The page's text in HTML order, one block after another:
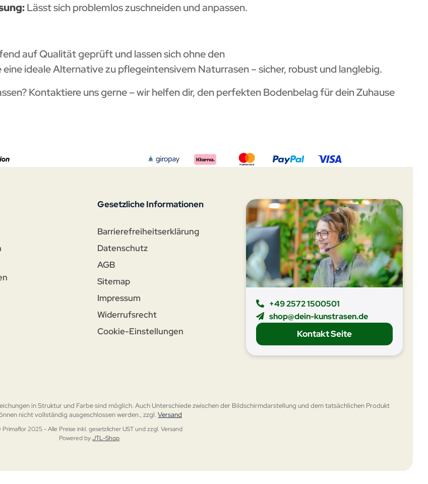
Lässt sich problemlos zuschneiden und anpassen.
auf Qualität geprüft und lassen sich ohne den
ideale Alternative zu pflegeintensivem Naturrasen – sicher, robust und langlebig.
Kontaktiere uns gerne – wir helfen dir, den perfekten Bodenbelag für dein Zuhause
Gesetzliche Informationen
Barrierefreiheitserklärung
Datenschutz
AGB
Sitemap
Impressum
Widerrufsrecht
Cookie-Einstellungen
+49 2572 1500501
shop@dein-kunstrasen.de
Kontakt Seite
in Struktur und Farbe sind möglich. Auch Unterschiede zwischen der Bildschirmdarstellung und dem tatsächlichen Produkt
nicht vollständig ausgeschlossen werden., zzgl. Versand
2025 - Alle Preise inkl. gesetzlicher UST und zzgl. Versand
Powered byJTL-Shop